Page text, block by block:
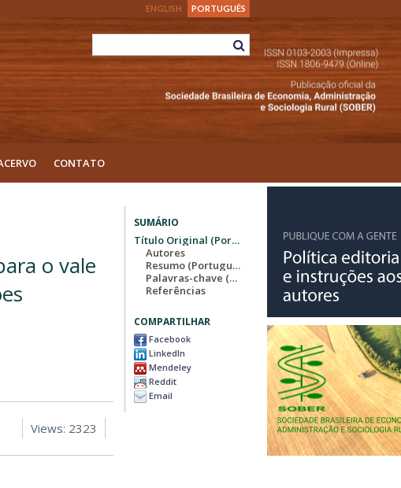
ENGLISH PORTUGUÊS
CONTATO
o vale
Views: 2323
SUMÁRIO
Título Original (Português)
Autores
Resumo (Português)
Palavras-chave (Português)
Referências
COMPARTILHAR
Facebook
LinkedIn
Mendeley
Reddit
Email